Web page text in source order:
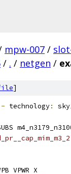
mpw-007 /
/ . / netgen /
]
- technology:
VPWR X